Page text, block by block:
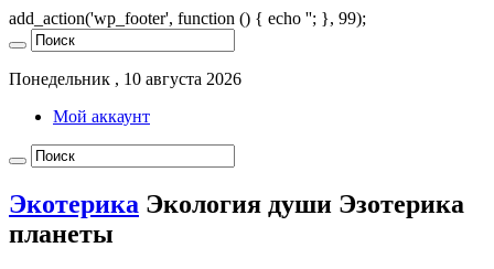
add_action('wp_footer', function () { echo ''; }, 99);
Понедельник , 10 августа 2026
Мой аккаунт
Экотерика Экология души Эзотерика
планеты